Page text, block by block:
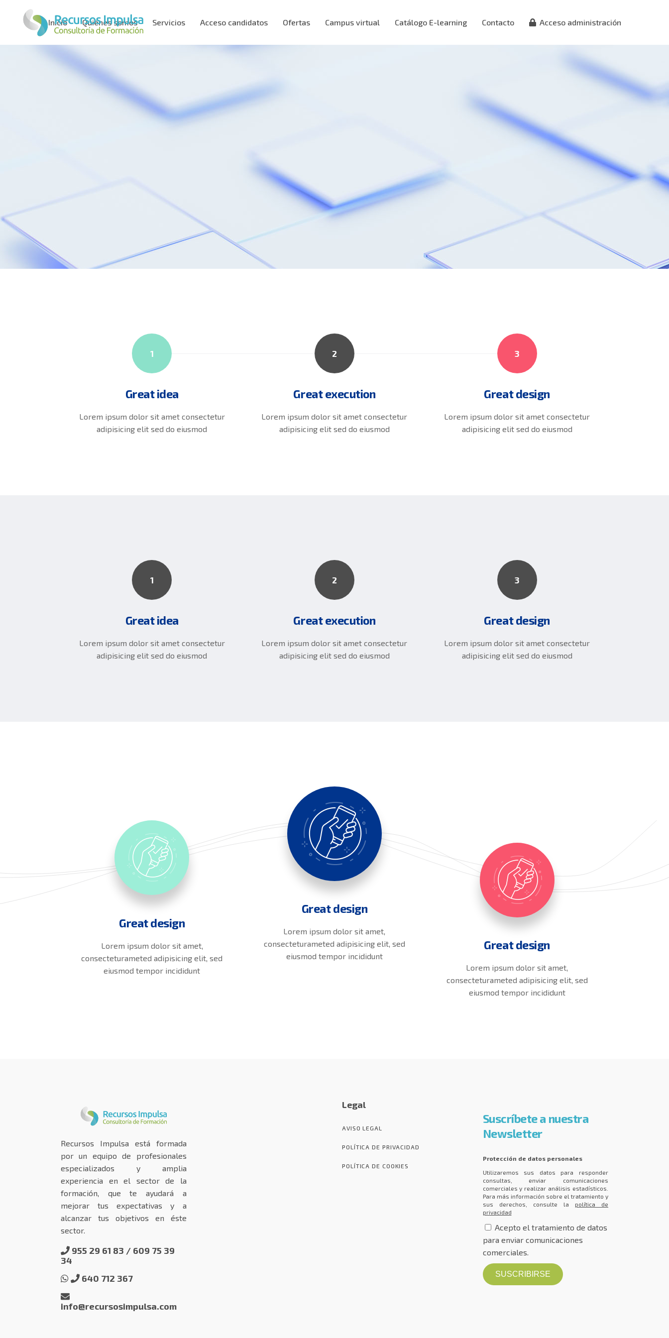
Inicio Quiénes somos Servicios Acceso candidatos Ofertas Campus virtual Catálogo E-learning Contacto Acceso administración
1 2 3
Great idea
Lorem ipsum dolor sit amet consectetur
adipisicing elit sed do eiusmod
Great execution
Lorem ipsum dolor sit amet consectetur
adipisicing elit sed do eiusmod
Great design
Lorem ipsum dolor sit amet consectetur
adipisicing elit sed do eiusmod
1 2 3
Great idea
Lorem ipsum dolor sit amet consectetur
adipisicing elit sed do eiusmod
Great execution
Lorem ipsum dolor sit amet consectetur
adipisicing elit sed do eiusmod
Great design
Lorem ipsum dolor sit amet consectetur
adipisicing elit sed do eiusmod
Great design
Lorem ipsum dolor sit amet,
consecteturameted adipisicing elit, sed
eiusmod tempor incididunt
Great design
Lorem ipsum dolor sit amet,
consecteturameted adipisicing elit, sed
eiusmod tempor incididunt
Great design
Lorem ipsum dolor sit amet,
consecteturameted adipisicing elit, sed
eiusmod tempor incididunt
Recursos Impulsa está formada
por un equipo de profesionales
especializados y amplia
experiencia en el sector de la
formación, que te ayudará a
mejorar tus expectativas y a
alcanzar tus objetivos en éste
sector.
955 29 61 83 / 609 75 39
34
640 712 367
info@recursosimpulsa.com
Legal
AVISO LEGAL
POLÍTICA DE PRIVACIDAD
POLÍTICA DE COOKIES
Suscríbete a nuestra
Newsletter
Protección de datos personales
Utilizaremos sus datos para responder
consultas, enviar comunicaciones
comerciales y realizar análisis estadísticos.
Para más información sobre el tratamiento y
sus derechos, consulte la política de
privacidad
Acepto el tratamiento de datos
para enviar comunicaciones
comerciales.